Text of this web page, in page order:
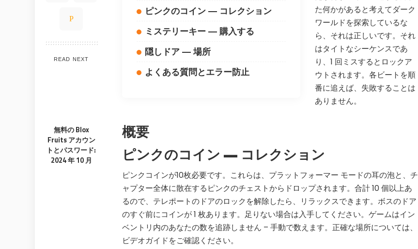
WHY JOIN THE CHANNEL?
ALL PERKS — ZERO NOISE • 100% FREE
💎100% FREE to join
No subscription, no credit card required —
ever
anyone else
Limited-time game codes
Temporary download keys — grab them
🏆Steam Games Giveaways
Global contests to win full Steam games
& gift cards
No promotions, no junk — just pure
📲 Instant Telegram Delivery
Everything arrives directly — faster than
websites or email
Members-Only Content 🌍Global Community
READ NEXT
無料の Blox
Fruits アカウン
トとパスワード:
2024 年 10 月
ピンクのコイン — コレクション
ミステリーキー — 購入する
隠しドア — 場所
よくある質問とエラー防止
た何かがあると考えてダーク
ワールドを探索しているな
ら、それは正しいです。それ
はタイトなシーケンスであ
り、1 回ミスするとロックア
ウトされます。各ビートを順
番に追えば、失敗することは
ありません。
概要
ピンクのコイン — コレクション
ピンクコインが10枚必要です。これらは、プラットフォーマー モードの耳の泡と、チ
ャプター全体に散在するピンクのチェストからドロップされます。合計 10 個以上あ
るので、テレポートのドアのロックを解除したら、リラックスできます。ボスのドア
のすぐ前にコインが 1 枚あります。足りない場合は入手してください。ゲームはイン
ベントリ内のあなたの数を追跡しません – 手動で数えます。正確な場所については、
ビデオガイドをご確認ください。